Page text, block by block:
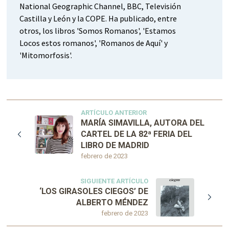
National Geographic Channel, BBC, Televisión
Castilla y León y la COPE. Ha publicado, entre
otros, los libros 'Somos Romanos', 'Estamos
Locos estos romanos', 'Romanos de Aquí' y
'Mitomorfosis'.
ARTÍCULO ANTERIOR
febrero de 2023
MARÍA SIMAVILLA, AUTORA DEL
CARTEL DE LA 82ª FERIA DEL
LIBRO DE MADRID
SIGUIENTE ARTÍCULO
febrero de 2023
‘LOS GIRASOLES CIEGOS’ DE
ALBERTO MÉNDEZ